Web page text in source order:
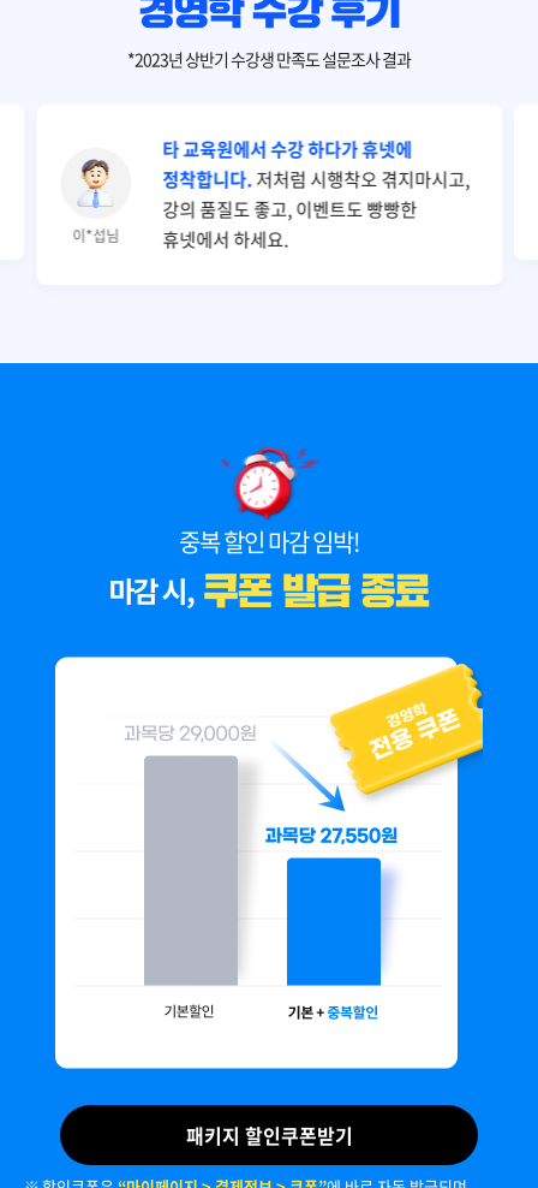
*2023년 상반기 수강생 만족도 설문조사 결과
이*섭님
타 교육원에서 수강 하다가 휴넷에
정착합니다.저처럼 시행착오 겪지마시고,
강의 품질도 좋고, 이벤트도 빵빵한
휴넷에서 하세요.
중복 할인 마감 임박!
패키지 할인쿠폰받기